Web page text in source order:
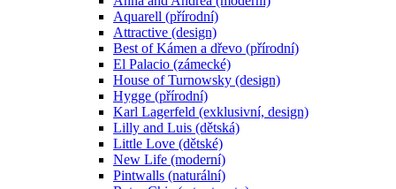
Aquarell (přírodní)
Attractive (design)
Best of Kámen a dřevo (přírodní)
El Palacio (zámecké)
House of Turnowsky (design)
Hygge (přírodní)
Karl Lagerfeld (exklusivní, design)
Lilly and Luis (dětská)
Little Love (dětské)
New Life (moderní)
Pintwalls (naturální)